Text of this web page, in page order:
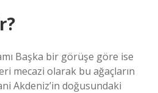
Başka bir görüşe göre ise
mecazi olarak bu ağaçların
Akdeniz’in doğusundaki